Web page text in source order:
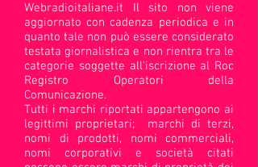
Webradioitaliane.it Il sito non viene
aggiornato con cadenza periodica e in
quanto tale non può essere considerato
testata giornalistica e non rientra tra le
categorie soggette all'iscrizione al Roc
Registro Operatori della
Comunicazione.
Tutti i marchi riportati appartengono ai
legittimi proprietari; marchi di terzi,
nomi di prodotti, nomi commerciali,
nomi corporativi e società citati